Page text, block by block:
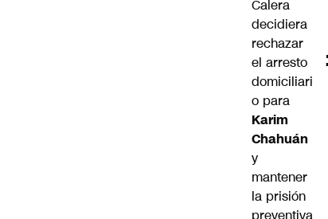
Calera
decidiera
rechazar
el arresto
domiciliari
o para
Karim
Chahuán
y
mantener
la prisión
preventiva